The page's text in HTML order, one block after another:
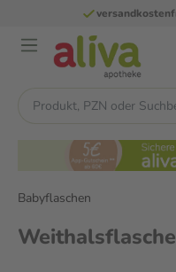
Babyflaschen
Weithalsflasche